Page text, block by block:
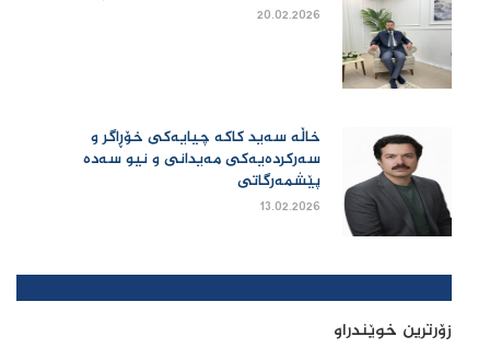
20.02.2026
خاڵە سەید کاکە چیایەکی خۆڕاگر و
سەرکردەیەکی مەیدانی و نیو سەدە
پێشمەرگاتی
13.02.2026
زۆرترین خوێندراو